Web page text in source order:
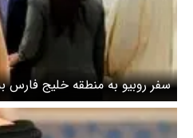
سفر روبیو به منطقه خلیج فارس